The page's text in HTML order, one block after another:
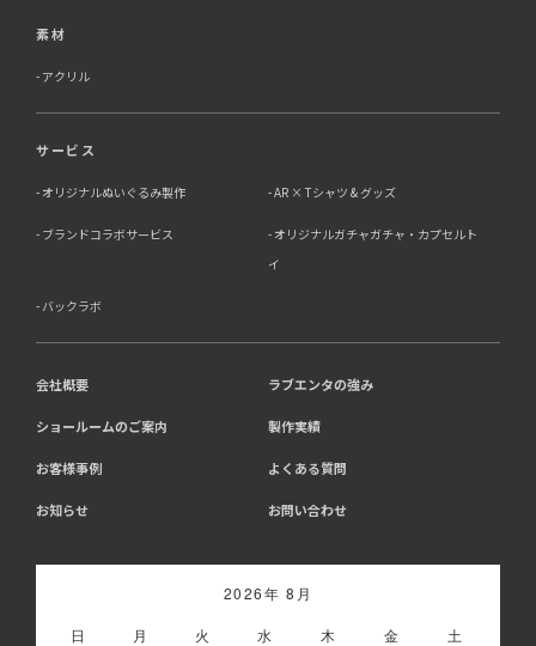
素材
アクリル
サービス
オリジナルぬいぐるみ製作 AR × Tシャツ & グッズ
ブランドコラボサービス
オリジナルガチャガチャ・カプセルト
イ
バックラボ
会社概要 ラブエンタの強み
ショールームのご案内 製作実績
お客様事例 よくある質問
お知らせ お問い合わせ
2026年 8月
日 月 火 水 木 金 土